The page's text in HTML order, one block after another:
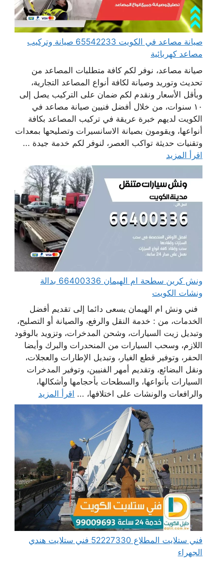
صيانة مصاعد في الكويت 65542233 صيانة وتركيب
مصاعد كهربائية
صيانة مصاعد، نوفر لكم كافة متطلبات المصاعد من
تحديث وتوريد وصيانة لكافة أنواع المصاعد التجارية،
وبأقل الأسعار ونقدم لكم ضمان على التركيب يصل إلى
١٠ سنوات، من خلال أفضل فنيين صيانة مصاعد في
الكويت لديهم خبرة عريقة في تركيب المصاعد بكافة
أنواعها، ويقومون بصيانة الاسانسيرات وتصليحها بمعدات
وتقنيات حديثة تواكب العصر، لنوفر لكم خدمة جيدة ...
اقرأ المزيد
ونش كرين سطحة ام الهيمان 66400336 بدالة
ونشات الكويت
فني ونش ام الهيمان يسعى دائما إلى تقديم أفضل
الخدمات، من : خدمة النقل والرفع، والصيانة أو التصليح،
وتبديل زيت السيارات، وشحن المدخرات، وتزويد بالوقود
اللازم، وسحب السيارات من المنحدرات والبرك وأيضا
الحفر، وتوفير قطع الغيار، وتبديل الإطارات والعجلات،
ونقل البضائع، وتقديم أمهر الفنيين، وتوفير المدخرات
السيارات بأنواعها، والسطحات بأحجامها وأشكالها،
والرافعات والونشات على اختلافها، ... اقرأ المزيد
فني ستلايت المطلاع 52227330 فني ستلايت هندي
الجهراء